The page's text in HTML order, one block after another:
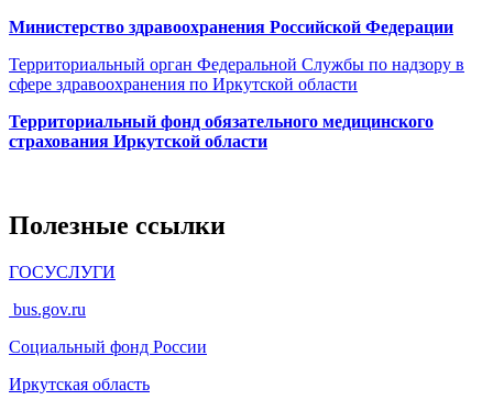
Министерство здравоохранения Росcийской Федерации
Территориальный орган Федеральной Службы по надзору в
сфере здравоохранения по Иркутской области
Территориальный фонд обязательного медицинского
страхования Иркутской области
Полезные ссылки
ГОСУСЛУГИ
bus.gov.ru
Социальный фонд России
Иркутская область